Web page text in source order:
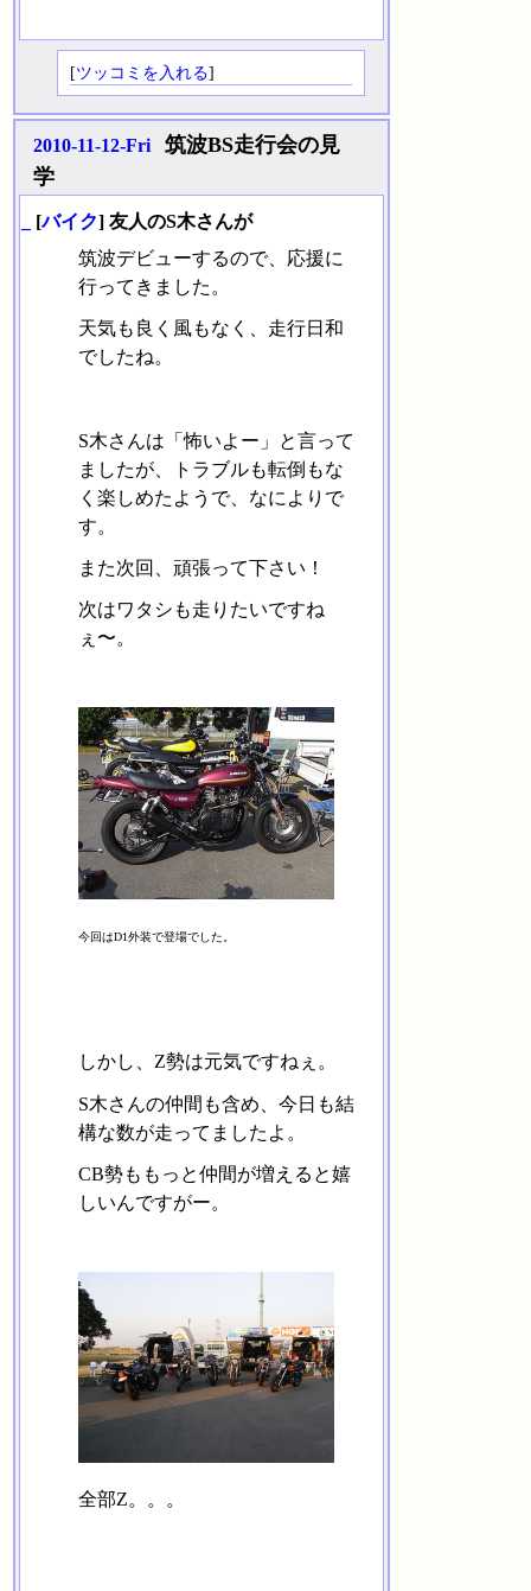
[ツッコミを入れる]
2010-11-12-Fri
筑波BS走行会の見
学
[バイク] 友人のS木さんが
筑波デビューするので、応援に
行ってきました。
天気も良く風もなく、走行日和
でしたね。
S木さんは「怖いよー」と言って
ましたが、トラブルも転倒もな
く楽しめたようで、なによりで
す。
また次回、頑張って下さい！
次はワタシも走りたいですね
ぇ〜。
今回はD1外装で登場でした。
しかし、Z勢は元気ですねぇ。
S木さんの仲間も含め、今日も結
構な数が走ってましたよ。
CB勢ももっと仲間が増えると嬉
しいんですがー。
全部Z。。。